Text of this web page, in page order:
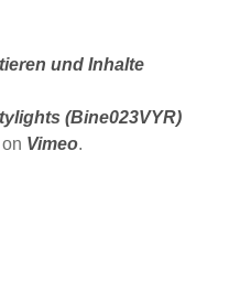
und Inhalte
(Bine023VYR)
on Vimeo.